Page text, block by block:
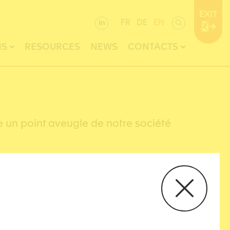
FR DE
RESOURCES NEWS CONTACTS
un point aveugle de notre société
depuis longtemps, elle fait partie de mon
murmure à l’oreille : “C’est la faute de
une Maison des femmes, à des auditions